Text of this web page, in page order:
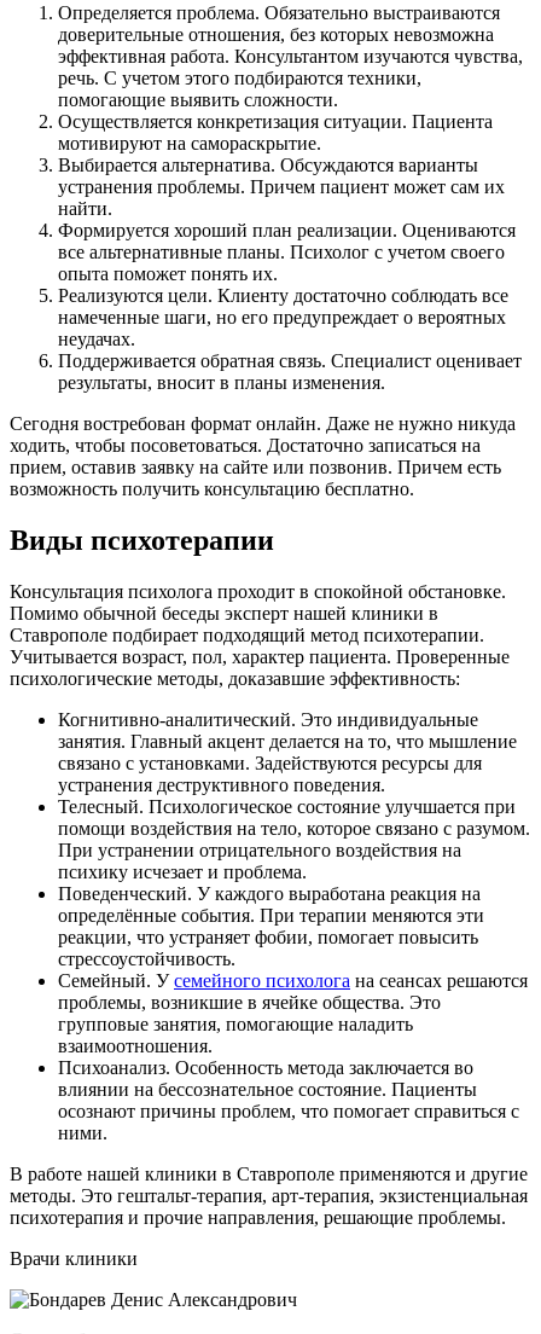
Определяется проблема. Обязательно выстраиваются
доверительные отношения, без которых невозможна
эффективная работа. Консультантом изучаются чувства,
речь. С учетом этого подбираются техники,
помогающие выявить сложности.
Осуществляется конкретизация ситуации. Пациента
мотивируют на самораскрытие.
Выбирается альтернатива. Обсуждаются варианты
устранения проблемы. Причем пациент может сам их
найти.
Формируется хороший план реализации. Оцениваются
все альтернативные планы. Психолог с учетом своего
опыта поможет понять их.
Реализуются цели. Клиенту достаточно соблюдать все
намеченные шаги, но его предупреждает о вероятных
неудачах.
Поддерживается обратная связь. Специалист оценивает
результаты, вносит в планы изменения.
Сегодня востребован формат онлайн. Даже не нужно никуда
ходить, чтобы посоветоваться. Достаточно записаться на
прием, оставив заявку на сайте или позвонив. Причем есть
возможность получить консультацию бесплатно.
Виды психотерапии
Консультация психолога проходит в спокойной обстановке.
Помимо обычной беседы эксперт нашей клиники в
Ставрополе подбирает подходящий метод психотерапии.
Учитывается возраст, пол, характер пациента. Проверенные
психологические методы, доказавшие эффективность:
Когнитивно-аналитический. Это индивидуальные
занятия. Главный акцент делается на то, что мышление
связано с установками. Задействуются ресурсы для
устранения деструктивного поведения.
Телесный. Психологическое состояние улучшается при
помощи воздействия на тело, которое связано с разумом.
При устранении отрицательного воздействия на
психику исчезает и проблема.
Поведенческий. У каждого выработана реакция на
определённые события. При терапии меняются эти
реакции, что устраняет фобии, помогает повысить
стрессоустойчивость.
Семейный. Усемейного психолога на сеансах решаются
проблемы, возникшие в ячейке общества. Это
групповые занятия, помогающие наладить
взаимоотношения.
Психоанализ. Особенность метода заключается во
влиянии на бессознательное состояние. Пациенты
осознают причины проблем, что помогает справиться с
ними.
В работе нашей клиники в Ставрополе применяются и другие
методы. Это гештальт-терапия, арт-терапия, экзистенциальная
психотерапия и прочие направления, решающие проблемы.
Врачи клиники